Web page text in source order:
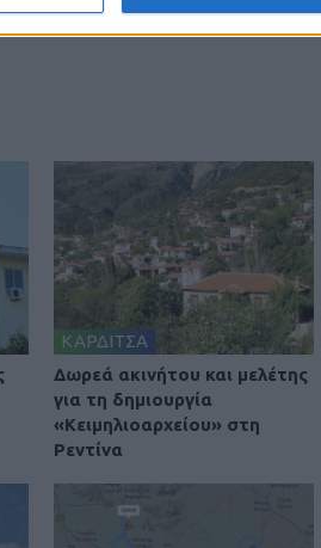
ΚΑΡΔΙΤΣΑ
Δωρεά ακινήτου και μελέτης
για τη δημιουργία
«Κειμηλιοαρχείου» στη
Ρεντίνα